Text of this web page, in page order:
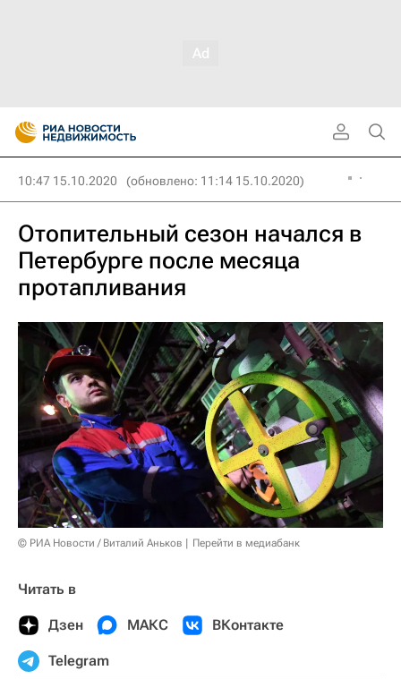
10:47 15.10.2020 (обновлено: 11:14 15.10.2020)
Отопительный сезон начался в
Петербурге после месяца
протапливания
© РИА Новости / Виталий Аньков Перейти в медиабанк
Читать в
Дзен МАКС ВКонтакте
Telegram